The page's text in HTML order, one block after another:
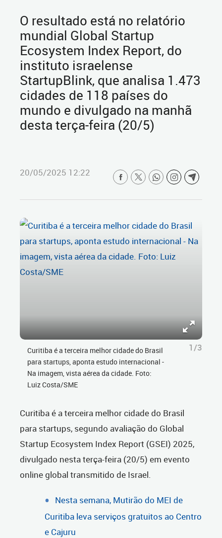
O resultado está no relatório
mundial Global Startup
Ecosystem Index Report, do
instituto israelense
StartupBlink, que analisa 1.473
cidades de 118 países do
mundo e divulgado na manhã
desta terça-feira (20/5)
20/05/2025 12:22
Curitiba é a terceira melhor cidade do Brasil
para startups, aponta estudo internacional -
Na imagem, vista aérea da cidade. Foto:
Luiz Costa/SME
1/3
Curitiba é a terceira melhor cidade do Brasil
para startups, segundo avaliação do Global
Startup Ecosystem Index Report (GSEI) 2025,
divulgado nesta terça-feira (20/5) em evento
online global transmitido de Israel.
Nesta semana, Mutirão do MEI de
Curitiba leva serviços gratuitos ao Centro
e Cajuru